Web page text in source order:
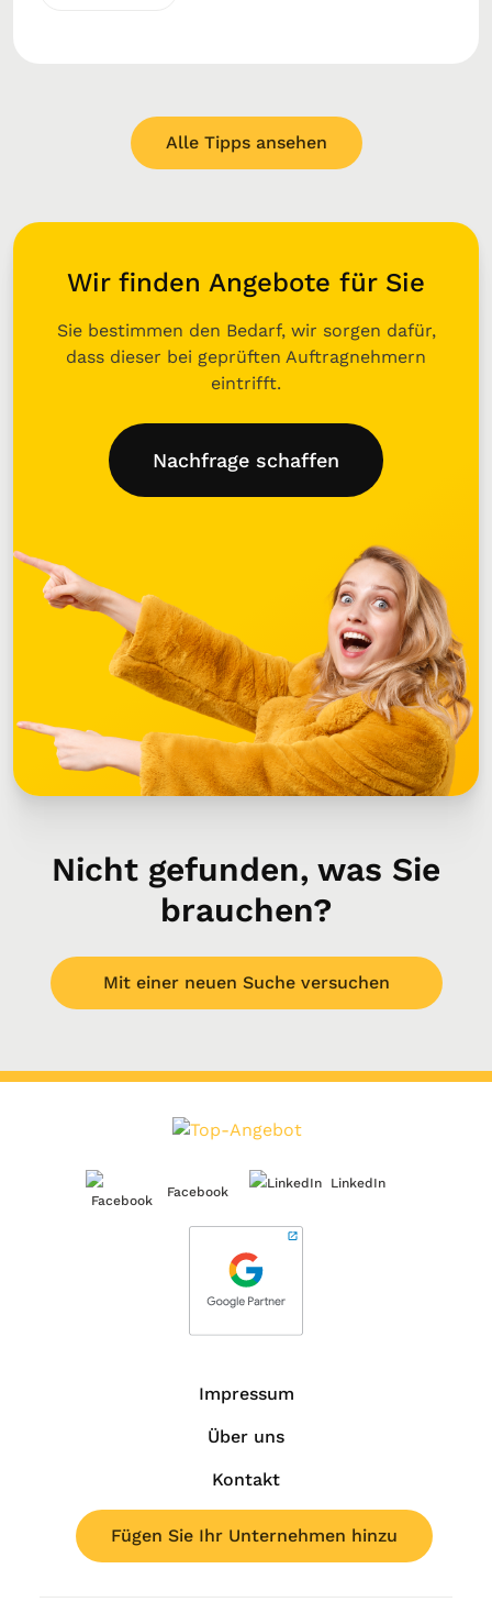
Alle Tipps ansehen
Wir finden Angebote für Sie
Sie bestimmen den Bedarf, wir sorgen dafür,
dass dieser bei geprüften Auftragnehmern
eintrifft.
Nachfrage schaffen
Nicht gefunden, was Sie
brauchen?
Mit einer neuen Suche versuchen
Facebook
LinkedIn
Impressum
Über uns
Kontakt
Fügen Sie Ihr Unternehmen hinzu